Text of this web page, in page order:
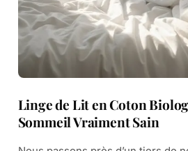
Linge de Lit en Coton
Sommeil Vraiment Sain